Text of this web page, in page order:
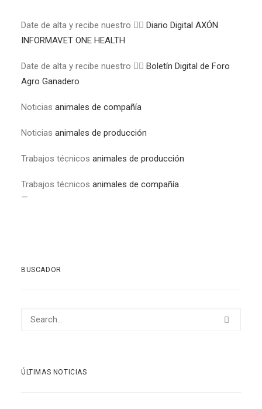
Date de alta y recibe nuestro 👉🏼 Diario Digital AXÓN
INFORMAVET ONE HEALTH
Date de alta y recibe nuestro 👉🏼 Boletín Digital de Foro
Agro Ganadero
Noticias animales de compañía
Noticias animales de producción
Trabajos técnicos animales de producción
Trabajos técnicos animales de compañía
—
BUSCADOR
ÚLTIMAS NOTICIAS